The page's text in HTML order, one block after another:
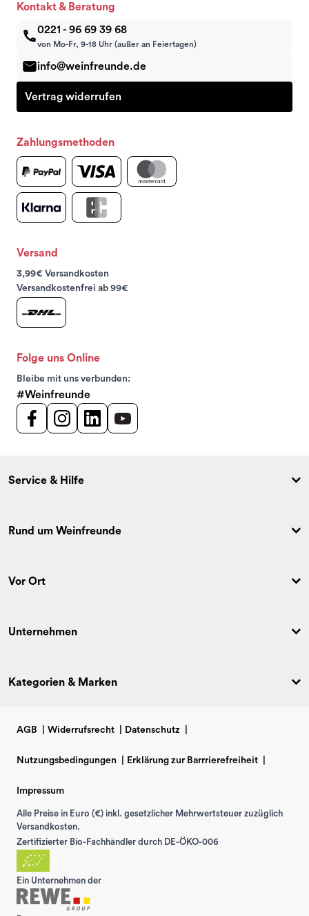
Kontakt & Beratung
0221 - 96 69 39 68
von Mo-Fr, 9-18 Uhr (außer an Feiertagen)
info@weinfreunde.de
Vertrag widerrufen
Zahlungsmethoden
Versand
3,99€ Versandkosten
Versandkostenfrei ab 99€
Folge uns Online
Bleibe mit uns verbunden:
#Weinfreunde
Service & Hilfe
Rund um Weinfreunde
Vor Ort
Unternehmen
Kategorien & Marken
AGB Widerrufsrecht Datenschutz
Nutzungsbedingungen Erklärung zur Barrrierefreiheit
Impressum
Alle Preise in Euro (€) inkl. gesetzlicher Mehrwertsteuer zuzüglich
Versandkosten.
Zertifizierter Bio-Fachhändler durch DE-ÖKO-006
Ein Unternehmen der